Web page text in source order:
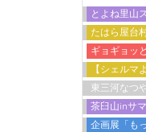
イ
ベ
ン
ト,
とよね里山
たはら屋台
ギョギョッ
【シェルマ
東三河なつ
茶臼山inサ
企画展「も